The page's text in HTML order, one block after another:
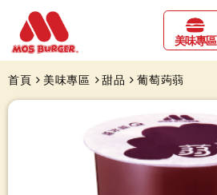
美味專區
首頁 美味專區 甜品 葡萄蒟蒻